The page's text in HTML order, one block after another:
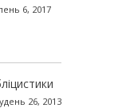
6, 2017
26, 2013